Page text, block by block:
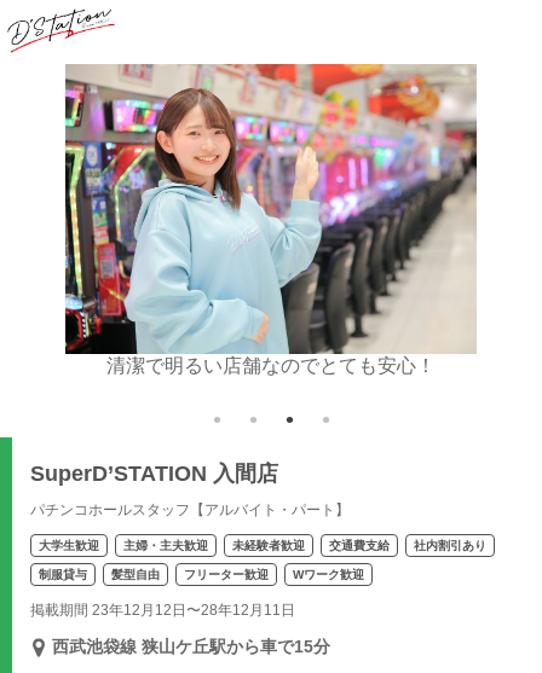
潔で明るい店舗なのでとても安心！ お仕事内容は簡単！
SuperD’STATION 入間店
パチンコホールスタッフ【アルバイト・パート】
大学生歓迎 主婦・主夫歓迎 未経験者歓迎 交通費支給 社内割引あり
制服貸与 髪型自由 フリーター歓迎 Wワーク歓迎
掲載期間 23年12月12日〜28年12月11日
西武池袋線 狭山ケ丘駅から車で15分